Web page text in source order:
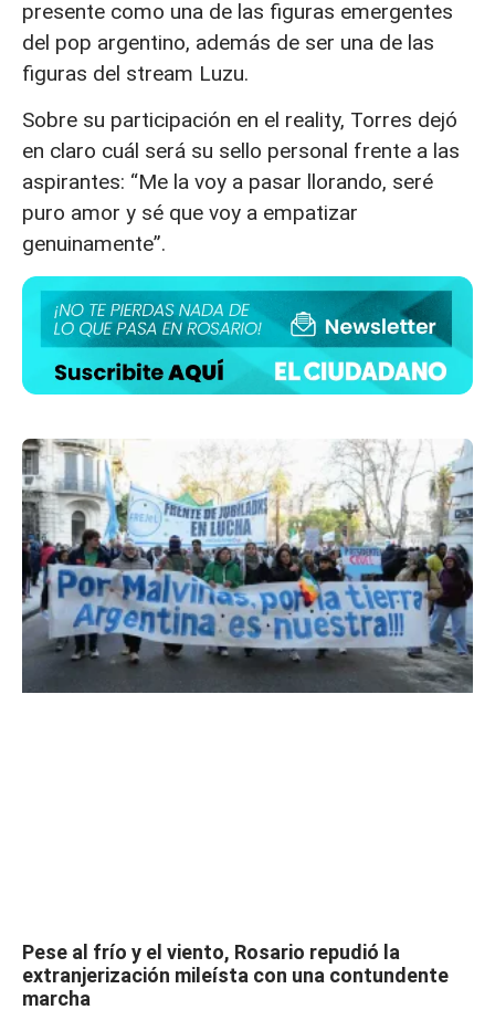
presente como una de las figuras emergentes
del pop argentino, además de ser una de las
figuras del stream Luzu.
Sobre su participación en el reality, Torres dejó
en claro cuál será su sello personal frente a las
aspirantes: “Me la voy a pasar llorando, seré
puro amor y sé que voy a empatizar
genuinamente”.
Pese al frío y el viento, Rosario repudió la
extranjerización mileísta con una contundente
marcha